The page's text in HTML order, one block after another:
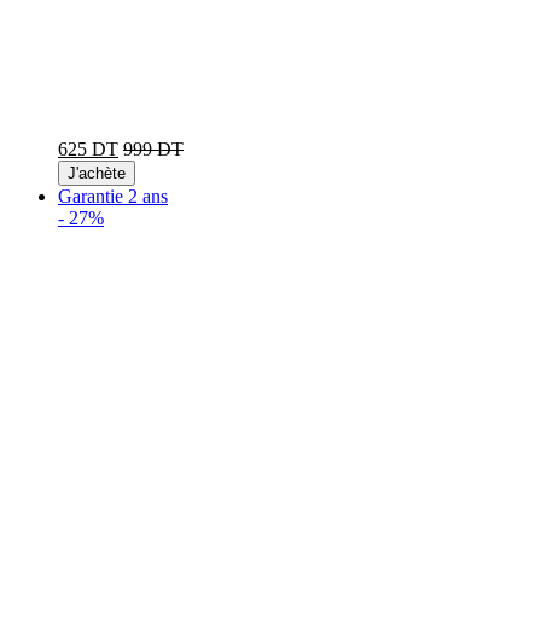
625 DT 999 DT
J'achète
Garantie 2 ans
- 27%